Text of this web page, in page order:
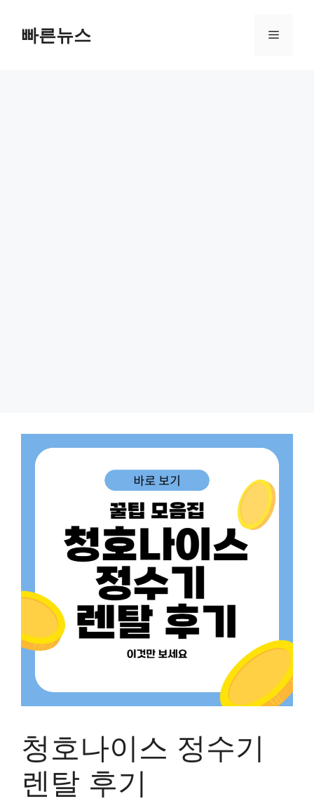
content빠른뉴스 Menu
청호나이스 정수기
렌탈 후기